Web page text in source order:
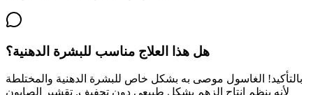
هل هذا العلاج مناسب للبشرة الدهنية؟
بالتأكيد! الغاسول موصى به بشكل خاص للبشرة الدهنية والمختلطة
لأنه ينظم إنتاج الزهم بشكل طبيعي دون تجفيف. تقشير الصابون